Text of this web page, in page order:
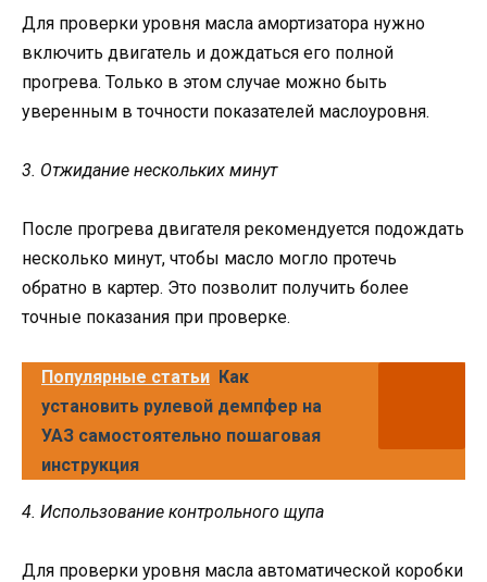
Для проверки уровня масла амортизатора нужно
включить двигатель и дождаться его полной
прогрева. Только в этом случае можно быть
уверенным в точности показателей маслоуровня.
3. Отжидание нескольких минут
После прогрева двигателя рекомендуется подождать
несколько минут, чтобы масло могло протечь
обратно в картер. Это позволит получить более
точные показания при проверке.
Популярные статьи Как
установить рулевой демпфер на
УАЗ самостоятельно пошаговая
инструкция
4. Использование контрольного щупа
Для проверки уровня масла автоматической коробки